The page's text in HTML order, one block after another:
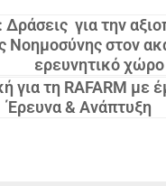
για την
Νοημοσύνης στον
ερευνητικό χώρο
για τη RAFARM με
Έρευνα & Ανάπτυξη